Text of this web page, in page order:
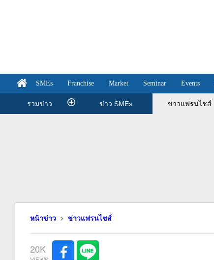
SMEs Franchise Market Seminar Events
รวมข่าว ข่าว SMEs ข่าวแฟรนไชส์
หน้าข่าว ข่าวแฟรนไชส์
20K